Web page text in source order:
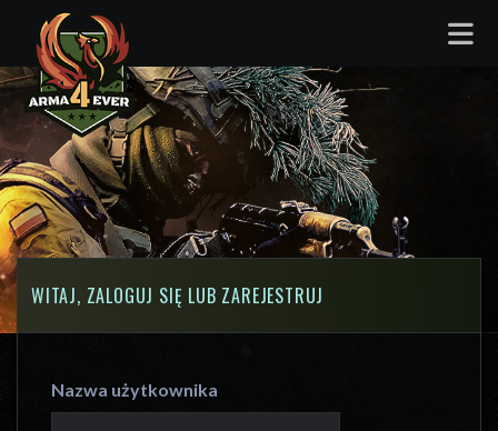
WITAJ, ZALOGUJ SIĘ LUB ZAREJESTRUJ
Nazwa użytkownika